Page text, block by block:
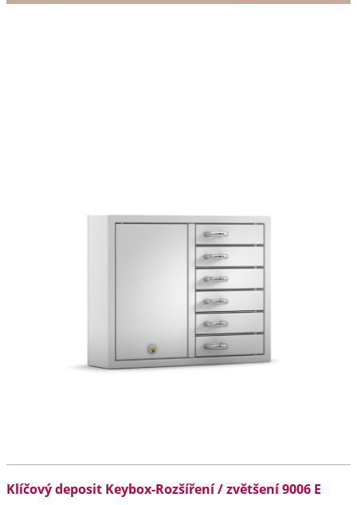
Klíčový deposit Keybox-Rozšíření / zvětšení 9006 E